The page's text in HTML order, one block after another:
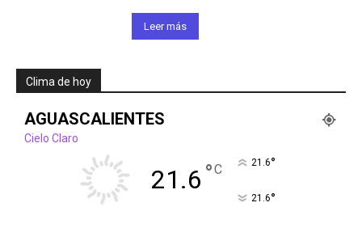
Leer más
Clima de hoy
AGUASCALIENTES
Cielo Claro
21.6 °C 21.6°
21.6°